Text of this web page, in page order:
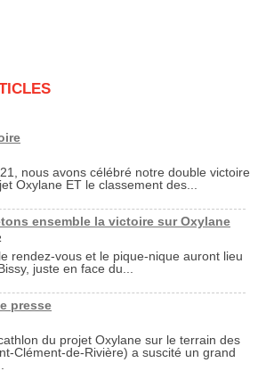
nous avons célébré notre double victoire
Oxylane ET le classement des...
ensemble la victoire sur Oxylane
rendez-vous et le pique-nique auront lieu
juste en face du...
presse
du projet Oxylane sur le terrain des
Clément-de-Rivière) a suscité un grand